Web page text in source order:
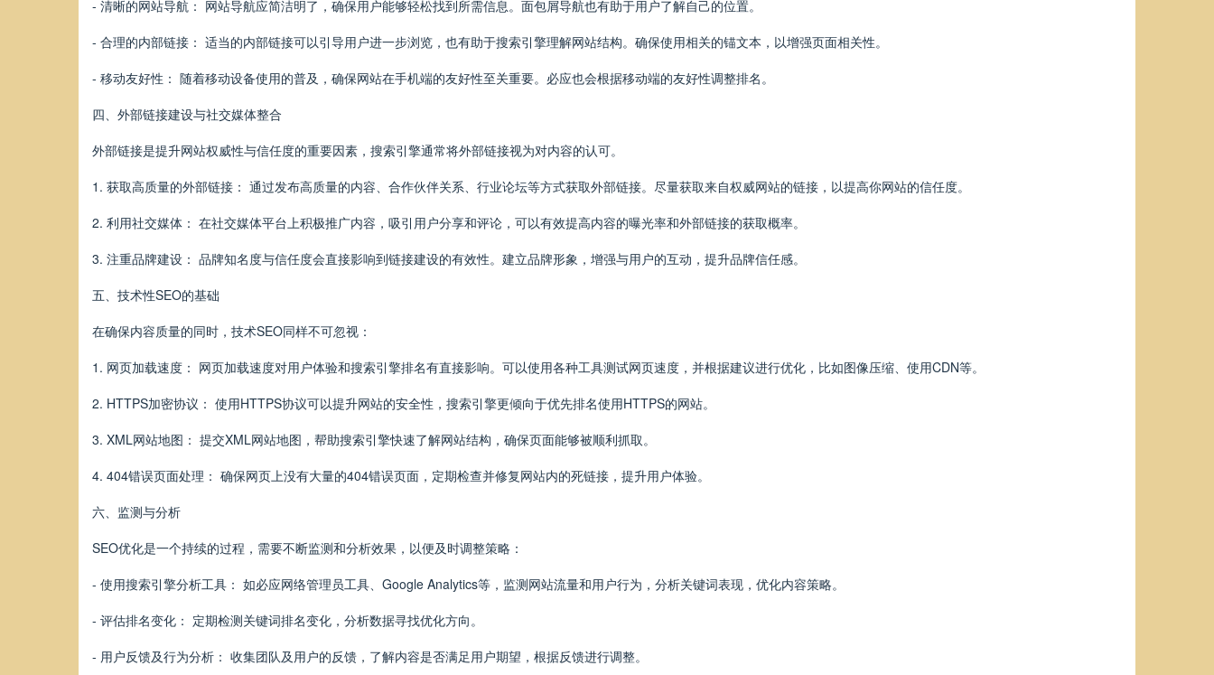
- 清晰的网站导航： 网站导航应简洁明了，确保用户能够轻松找到所需信息。面包屑导航也有助于用户了解自己的位置。
- 合理的内部链接： 适当的内部链接可以引导用户进一步浏览，也有助于搜索引擎理解网站结构。确保使用相关的锚文本，以增强页面相关性。
- 移动友好性： 随着移动设备使用的普及，确保网站在手机端的友好性至关重要。必应也会根据移动端的友好性调整排名。
四、外部链接建设与社交媒体整合
外部链接是提升网站权威性与信任度的重要因素，搜索引擎通常将外部链接视为对内容的认可。
1. 获取高质量的外部链接： 通过发布高质量的内容、合作伙伴关系、行业论坛等方式获取外部链接。尽量获取来自权威网站的链接，以提高你网站的信任度。
2. 利用社交媒体： 在社交媒体平台上积极推广内容，吸引用户分享和评论，可以有效提高内容的曝光率和外部链接的获取概率。
3. 注重品牌建设： 品牌知名度与信任度会直接影响到链接建设的有效性。建立品牌形象，增强与用户的互动，提升品牌信任感。
五、技术性SEO的基础
在确保内容质量的同时，技术SEO同样不可忽视：
1. 网页加载速度： 网页加载速度对用户体验和搜索引擎排名有直接影响。可以使用各种工具测试网页速度，并根据建议进行优化，比如图像压缩、使用CDN等。
2. HTTPS加密协议： 使用HTTPS协议可以提升网站的安全性，搜索引擎更倾向于优先排名使用HTTPS的网站。
3. XML网站地图： 提交XML网站地图，帮助搜索引擎快速了解网站结构，确保页面能够被顺利抓取。
4. 404错误页面处理： 确保网页上没有大量的404错误页面，定期检查并修复网站内的死链接，提升用户体验。
六、监测与分析
SEO优化是一个持续的过程，需要不断监测和分析效果，以便及时调整策略：
- 使用搜索引擎分析工具： 如必应网络管理员工具、Google Analytics等，监测网站流量和用户行为，分析关键词表现，优化内容策略。
- 评估排名变化： 定期检测关键词排名变化，分析数据寻找优化方向。
- 用户反馈及行为分析： 收集团队及用户的反馈，了解内容是否满足用户期望，根据反馈进行调整。